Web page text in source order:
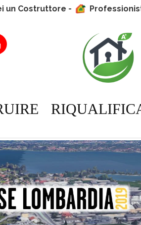
un Costruttore -